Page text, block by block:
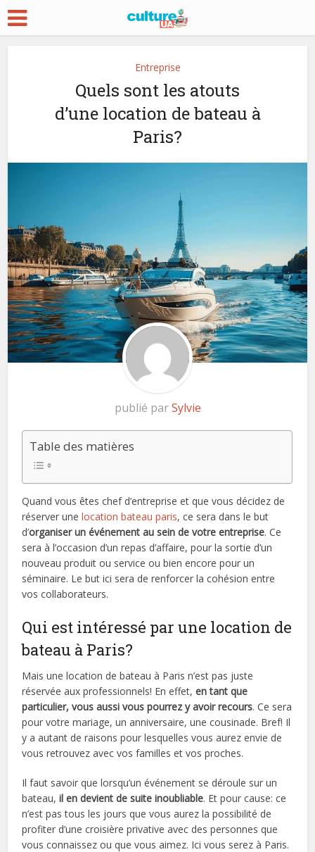
Entreprise
Quels sont les atouts
d’une location de bateau à
Paris?
publié parSylvie
Table des matières
Quand vous êtes chef d’entreprise et que vous décidez de
réserver unelocation bateau paris, ce sera dans le but
d’organiser un événement au sein de votre entreprise. Ce
sera à l’occasion d’un repas d’affaire, pour la sortie d’un
nouveau produit ou service ou bien encore pour un
séminaire. Le but ici sera de renforcer la cohésion entre
vos collaborateurs.
Qui est intéressé par une location de
bateau à Paris?
Mais une location de bateau à Paris n’est pas juste
réservée aux professionnels! En effet, en tant que
particulier, vous aussi vous pourrez y avoir recours. Ce sera
pour votre mariage, un anniversaire, une cousinade. Bref! Il
y a autant de raisons pour lesquelles vous aurez envie de
vous retrouvez avec vos familles et vos proches.
Il faut savoir que lorsqu’un événement se déroule sur un
bateau, il en devient de suite inoubliable. Et pour cause: ce
n’est pas tous les jours que vous aurez la possibilité de
profiter d’une croisière privative avec des personnes que
vous connaissez ou que vous aimez. Ici vous serez à Paris.